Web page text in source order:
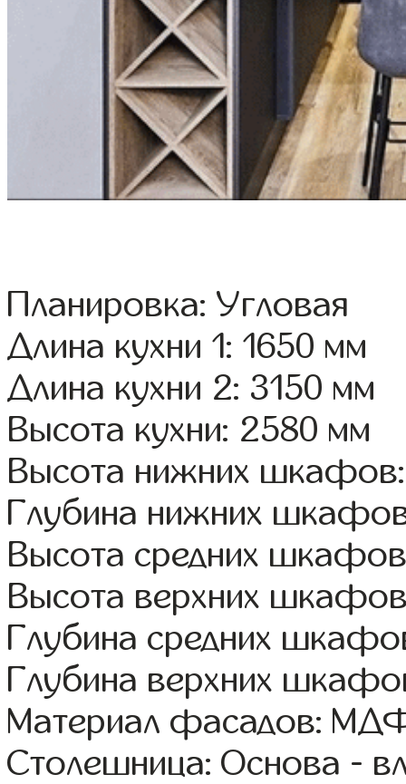
Планировка: Угловая
Длина кухни 1: 1650 мм
Длина кухни 2: 3150 мм
Высота кухни: 2580 мм
Высота нижних
Глубина нижних
Высота средних
Высота верхних
Глубина средних
Глубина верхних
Материал фасадов:
Столешница: Основа -